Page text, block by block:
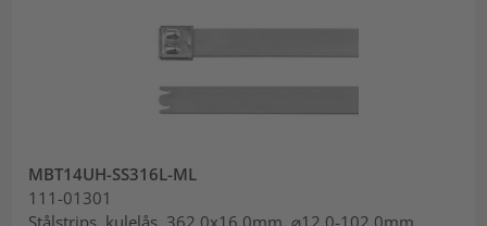
MBT14UH-SS316L-ML
111-01301